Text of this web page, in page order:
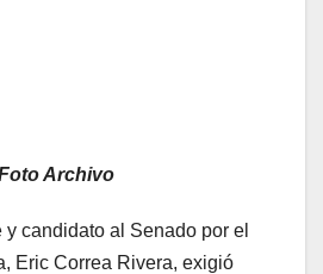
Archivo
y candidato al Senado por el
Eric Correa Rivera, exigió